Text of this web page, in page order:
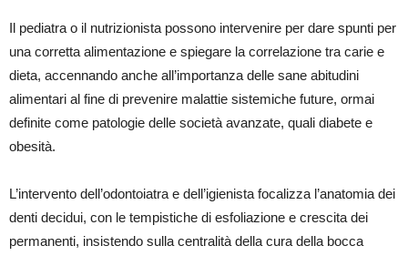
Il pediatra o il nutrizionista possono intervenire per dare spunti per
una corretta alimentazione e spiegare la correlazione tra carie e
dieta, accennando anche all’importanza delle sane abitudini
alimentari al fine di prevenire malattie sistemiche future, ormai
definite come patologie delle società avanzate, quali diabete e
obesità.
L’intervento dell’odontoiatra e dell’igienista focalizza l’anatomia dei
denti decidui, con le tempistiche di esfoliazione e crescita dei
permanenti, insistendo sulla centralità della cura della bocca